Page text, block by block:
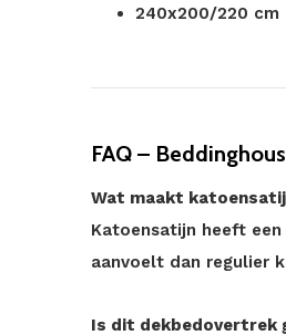
240x200/220 cm
FAQ –
Wat maakt
Katoensatijn heeft
aanvoelt dan regulier
Is dit dekbedovertrek